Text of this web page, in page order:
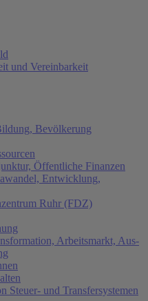
und Vereinbarkeit
Bevölkerung
Öffentliche Finanzen
Entwicklung,
Ruhr (FDZ)
Arbeitsmarkt, Aus-
Steuer- und Transfersystemen